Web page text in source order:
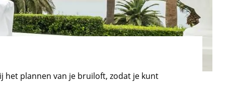
het plannen van je bruiloft, zodat je kunt